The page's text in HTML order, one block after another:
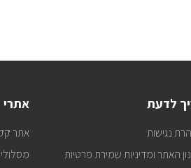
לדעת
נגישות
האתר ומדיניות שמירת פרטיות
אתר